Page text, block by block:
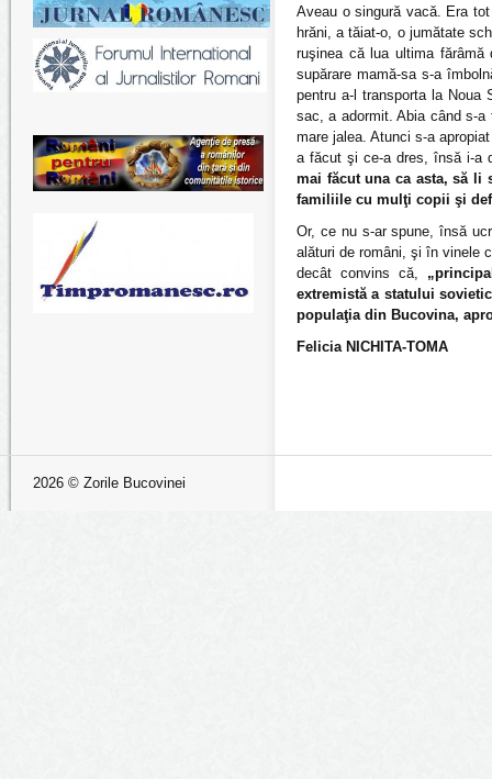
Aveau o singură vacă. Era
hrăni, a tăiat-o, o jumătate
ruşinea că lua ultima
supărare mamă-sa s-a
pentru a-l transporta la
sac, a adormit. Abia când s-
mare jalea. Atunci s-a
a făcut şi ce-a dres, însă i-a
mai făcut una ca asta, să li
familiile cu mulţi copii şi
Or, ce nu s-ar spune, însă
alături de români, şi în vinele
decât convins că,
extremistă a statului
populaţia din Bucovina,
Felicia NICHITA-TOMA
2026 © Zorile Bucovinei